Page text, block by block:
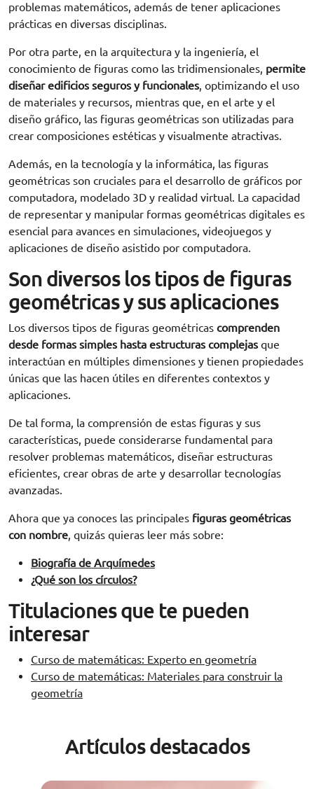
problemas matemáticos, además de tener aplicaciones
prácticas en diversas disciplinas.
Por otra parte, en la arquitectura y la ingeniería, el
conocimiento de figuras como las tridimensionales, permite
diseñar edificios seguros y funcionales, optimizando el uso
de materiales y recursos, mientras que, en el arte y el
diseño gráfico, las figuras geométricas son utilizadas para
crear composiciones estéticas y visualmente atractivas.
Además, en la tecnología y la informática, las figuras
geométricas son cruciales para el desarrollo de gráficos por
computadora, modelado 3D y realidad virtual. La capacidad
de representar y manipular formas geométricas digitales es
esencial para avances en simulaciones, videojuegos y
aplicaciones de diseño asistido por computadora.
Son diversos los tipos de figuras
geométricas y sus aplicaciones
Los diversos tipos de figuras geométricas comprenden
desde formas simples hasta estructuras complejas que
interactúan en múltiples dimensiones y tienen propiedades
únicas que las hacen útiles en diferentes contextos y
aplicaciones.
De tal forma, la comprensión de estas figuras y sus
características, puede considerarse fundamental para
resolver problemas matemáticos, diseñar estructuras
eficientes, crear obras de arte y desarrollar tecnologías
avanzadas.
Ahora que ya conoces las principales figuras geométricas
con nombre, quizás quieras leer más sobre:
Biografía de Arquímedes
¿Qué son los círculos?
Titulaciones que te pueden
interesar
Curso de matemáticas: Experto en geometría
Curso de matemáticas: Materiales para construir la
geometría
Artículos destacados